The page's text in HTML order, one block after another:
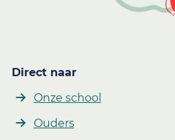
Direct naar
Onze school
Ouders